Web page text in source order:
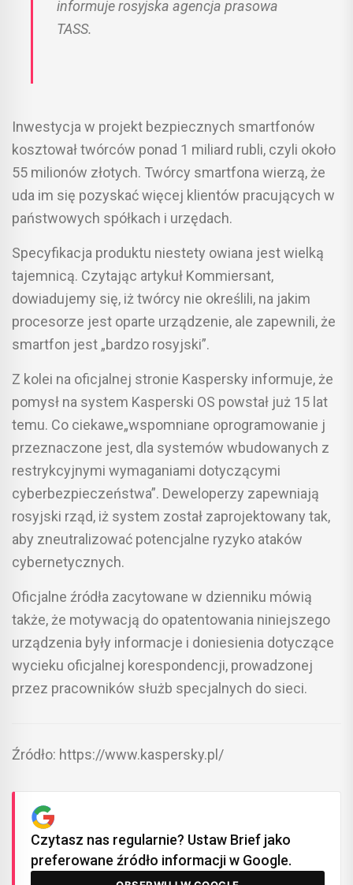
informuje rosyjska agencja prasowa
TASS.
Inwestycja w projekt bezpiecznych smartfonów
kosztował twórców ponad 1 miliard rubli, czyli około
55 milionów złotych. Twórcy smartfona wierzą, że
uda im się pozyskać więcej klientów pracujących w
państwowych spółkach i urzędach.
Specyfikacja produktu niestety owiana jest wielką
tajemnicą. Czytając artykuł Kommiersant,
dowiadujemy się, iż twórcy nie określili, na jakim
procesorze jest oparte urządzenie, ale zapewnili, że
smartfon jest „bardzo rosyjski”.
Z kolei na oficjalnej stronie Kaspersky informuje, że
pomysł na system Kasperski OS powstał już 15 lat
temu. Co ciekawe„wspomniane oprogramowanie j
przeznaczone jest, dla systemów wbudowanych z
restrykcyjnymi wymaganiami dotyczącymi
cyberbezpieczeństwa”. Deweloperzy zapewniają
rosyjski rząd, iż system został zaprojektowany tak,
aby zneutralizować potencjalne ryzyko ataków
cybernetycznych.
Oficjalne źródła zacytowane w dzienniku mówią
także, że motywacją do opatentowania niniejszego
urządzenia były informacje i doniesienia dotyczące
wycieku oficjalnej korespondencji, prowadzonej
przez pracowników służb specjalnych do sieci.
Źródło: https://www.kaspersky.pl/
Czytasz nas regularnie? Ustaw Brief jako
preferowane źródło informacji w Google.